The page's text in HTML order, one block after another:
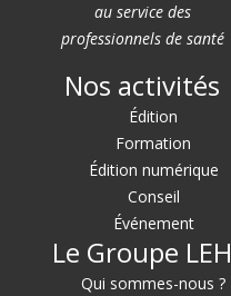
au service des
professionnels de santé
Nos activités
Édition
Formation
Édition numérique
Conseil
Événement
Le Groupe LEH
Qui sommes-nous ?